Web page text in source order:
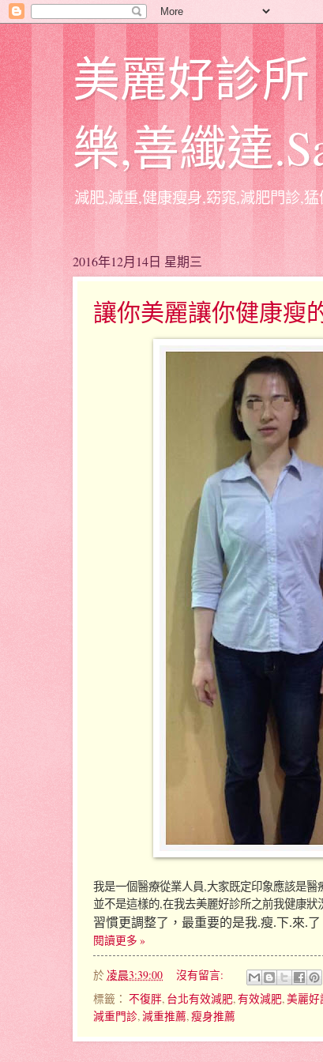
美麗好診
樂,善纖達
減肥,減重,健康瘦身,窈窕,減肥門診,
2016年12月14日 星期三
讓你美麗讓你健康瘦
我是一個醫療從業人員,大家既定印象應該是
並不是這樣的,在我去美麗好診所之前我健康
習慣更調整了 ，最重要的是我.瘦.下.來.了
閱讀更多 »
於 凌晨3:39:00
沒有留言:
標籤： 不復胖, 台北有效減肥, 有效減肥, 美麗好
減重門診, 減重推薦, 瘦身推薦